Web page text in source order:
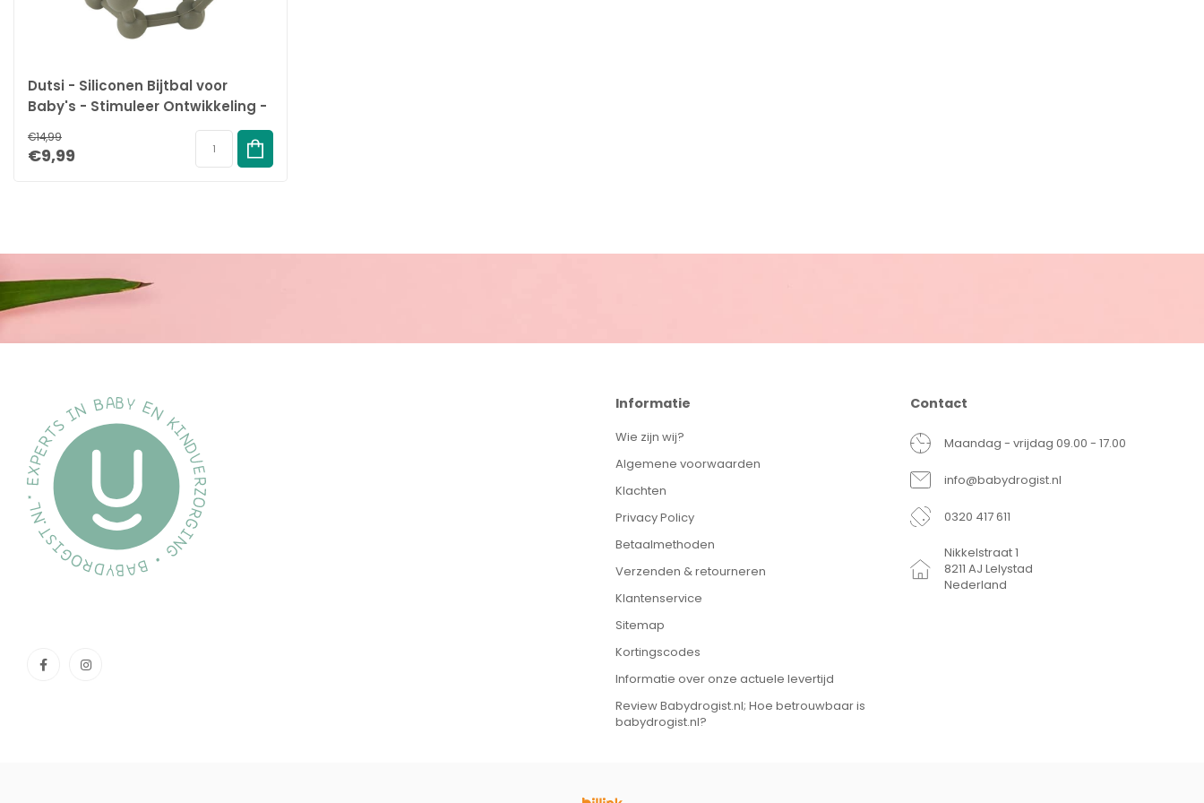
Dutsi - Siliconen Bijtbal voor
Baby's - Stimuleer Ontwikkeling -
Verlicht Tandjespijn - Sage
€14,99
€9,99
Informatie
Wie zijn wij?
Algemene voorwaarden
Klachten
Privacy Policy
Betaalmethoden
Verzenden & retourneren
Klantenservice
Sitemap
Kortingscodes
Informatie over onze actuele levertijd
Review Babydrogist.nl; Hoe betrouwbaar is
babydrogist.nl?
Contact
Maandag - vrijdag 09.00 - 17.00
info@babydrogist.nl
0320 417 611
Nikkelstraat 1
8211 AJ Lelystad
Nederland